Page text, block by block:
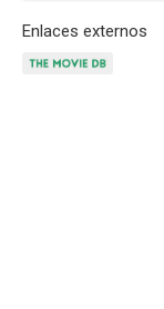
Enlaces externos